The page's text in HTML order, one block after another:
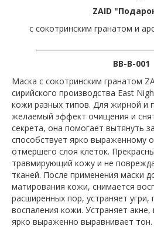
ZAID
с сокотринским гранатом и
BB-B-001
Маска с сокотринским гранатом
сирийского производства East
кожи разных типов. Для жирной и
желаемый эффект очищения и
секрета, она помогает вытянуть
способствует ярко выраженному
отмершего слоя клеток.
травмирующий кожу и не
тканей. После применения маски
матирования кожи, снимается
расширенных пор, устраняет
воспаления кожи. Устраняет
ярко выраженно выравнивает тон.